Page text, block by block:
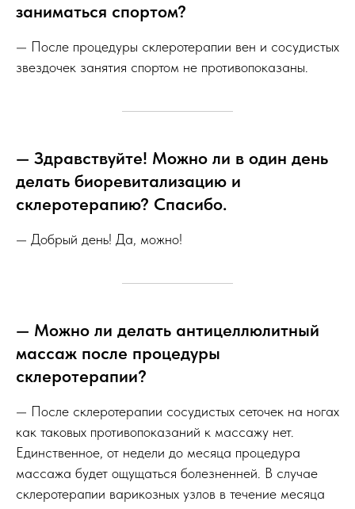
заниматься спортом?
— После процедуры склеротерапии вен и сосудистых
звездочек занятия спортом не противопоказаны.
— Здравствуйте! Можно ли в один день
делать биоревитализацию и
склеротерапию? Спасибо.
— Добрый день! Да, можно!
— Можно ли делать антицеллюлитный
массаж после процедуры
склеротерапии?
— После склеротерапии сосудистых сеточек на ногах
как таковых противопоказаний к массажу нет.
Единственное, от недели до месяца процедура
массажа будет ощущаться болезненней. В случае
склеротерапии варикозных узлов в течение месяца